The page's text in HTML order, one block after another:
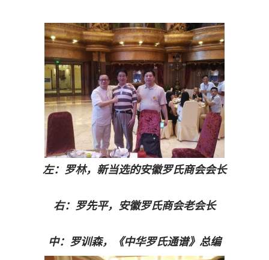
左：罗林，新当选的安徽罗氏商会会长
右：罗先平， 安徽罗氏商会老会长
中：罗训森，《中华罗氏通谱》总编